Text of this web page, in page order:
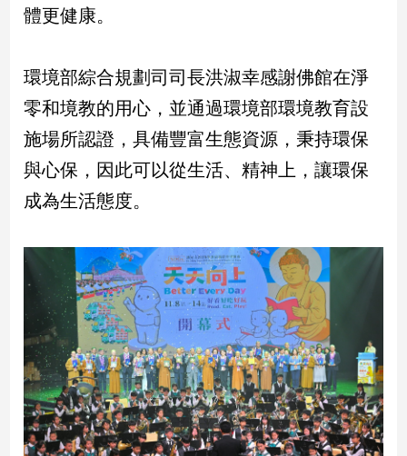
生
建
室
內
設
計
旅
星
命
理
消
費
健
康/
親
體更健康。
環境部綜合規劃司司長洪淑幸感謝佛館在淨
零和境教的用心，並通過環境部環境教育設
施場所認證，具備豐富生態資源，秉持環保
與心保，因此可以從生活、精神上，讓環保
成為生活態度。